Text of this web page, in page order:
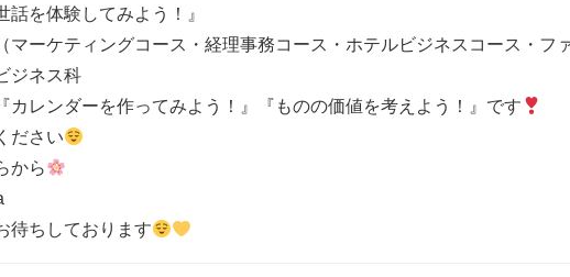
話を体験してみよう！』
マーケティングコース・経理事務コース・ホテルビジネスコース・フ
ジネス科
カレンダーを作ってみよう！』『ものの価値を考えよう！』です
ださい
から
待ちしております